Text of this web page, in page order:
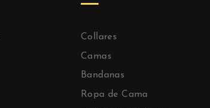
Collares
Camas
Bandanas
Ropa de Cama